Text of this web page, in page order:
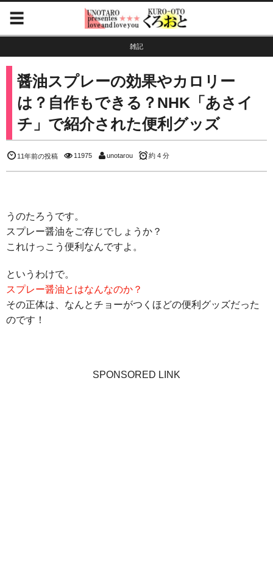
雑記
醤油スプレーの効果やカロリー
は？自作もできる？NHK「あさイ
チ」で紹介された便利グッズ
11年前の投稿 11975 unotarou 約 4 分
うのたろうです。
スプレー醤油をご存じでしょうか？
これけっこう便利なんですよ。
というわけで。
スプレー醤油とはなんなのか？
その正体は、なんとチョーがつくほどの便利グッズだった
のです！
SPONSORED LINK